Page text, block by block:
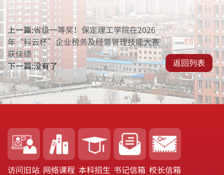
上一篇:省级一等奖！保定理工学院在2026
年“科云杯”企业税务及经营管理技能大赛
获佳绩
下一篇:没有了
返回列表
访问旧站 网络课程 本科招生 书记信箱 校长信箱